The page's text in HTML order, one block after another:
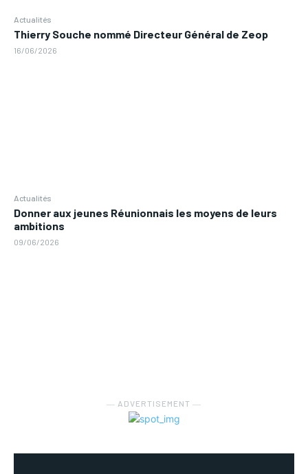
Actualités
Thierry Souche nommé Directeur Général de Zeop
16/06/2026
Actualités
Donner aux jeunes Réunionnais les moyens de leurs
ambitions
09/06/2026
― ADVERTISEMENT ―